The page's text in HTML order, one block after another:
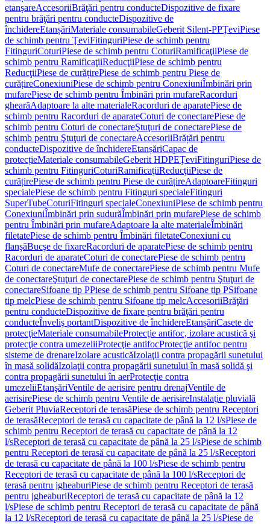
etanșareAccesoriiBrăţări pentru conducteDispozitive de fixare
pentru brăţări pentru conducteDispozitive de
închidereEtanșăriMateriale consumabileGeberit Silent-PPŢeviPiese
de schimb pentru ŢeviFitinguriPiese de schimb pentru
FitinguriCoturiPiese de schimb pentru CoturiRamificaţiiPiese de
schimb pentru RamificaţiiReducţiiPiese de schimb pentru
ReducţiiPiese de curățirePiese de schimb pentru Piese de
curățireConexiuniPiese de schimb pentru ConexiuniÎmbinări prin
mufarePiese de schimb pentru Îmbinări prin mufareRacorduri
ghearăAdaptoare la alte materialeRacorduri de aparatePiese de
schimb pentru Racorduri de aparateCoturi de conectarePiese de
schimb pentru Coturi de conectareŞtuţuri de conectarePiese de
schimb pentru Ştuţuri de conectareAccesoriiBrățări pentru
conducteDispozitive de închidereEtanșăriCapac de
protecțieMateriale consumabileGeberit HDPEŢeviFitinguriPiese de
schimb pentru FitinguriCoturiRamificaţiiReducţiiPiese de
curățirePiese de schimb pentru Piese de curățireAdaptoareFitinguri
specialePiese de schimb pentru Fitinguri specialeFitinguri
SuperTubeCoturiFitinguri specialeConexiuniPiese de schimb pentru
ConexiuniÎmbinări prin sudurăÎmbinări prin mufarePiese de schimb
pentru Îmbinări prin mufareAdaptoare la alte materialeÎmbinări
filetatePiese de schimb pentru Îmbinări filetateConexiuni cu
flanşăBucşe de fixareRacorduri de aparatePiese de schimb pentru
Racorduri de aparateCoturi de conectarePiese de schimb pentru
Coturi de conectareMufe de conectarePiese de schimb pentru Mufe
de conectareŞtuţuri de conectarePiese de schimb pentru Ştuţuri de
conectareSifoane tip PPiese de schimb pentru Sifoane tip PSifoane
tip melcPiese de schimb pentru Sifoane tip melcAccesoriiBrăţări
pentru conducteDispozitive de fixare pentru brăţări pentru
conducteÎnveliş portantDispozitive de închidereEtanșăriCasete de
protecţieMateriale consumabileProtecţie antifoc, izolare acustică şi
protecţie contra umezeliiProtecţie antifocProtecţie antifoc pentru
sisteme de drenareIzolare acusticăIzolaţii contra propagării sunetului
în masă solidăIzolaţii contra propagării sunetului în masă solidă şi
contra propagării sunetului în aerProtecţie contra
umezeliiEtanşăriVentile de aerisire pentru drenajVentile de
aerisirePiese de schimb pentru Ventile de aerisireInstalaţie pluvială
Geberit PluviaReceptori de terasăPiese de schimb pentru Receptori
de terasăReceptori de terasă cu capacitate de până la 12 l/sPiese de
schimb pentru Receptori de terasă cu capacitate de până la 12
l/sReceptori de terasă cu capacitate de până la 25 l/sPiese de schimb
pentru Receptori de terasă cu capacitate de până la 25 l/sReceptori
de terasă cu capacitate de până la 100 l/sPiese de schimb pentru
Receptori de terasă cu capacitate de până la 100 l/sReceptori de
terasă pentru jgheaburiPiese de schimb pentru Receptori de terasă
pentru jgheaburiReceptori de terasă cu capacitate de până la 12
l/sPiese de schimb pentru Receptori de terasă cu capacitate de până
la 12 l/sReceptori de terasă cu capacitate de până la 25 l/sPiese de